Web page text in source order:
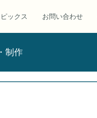
ックス お問い合わせ
制作